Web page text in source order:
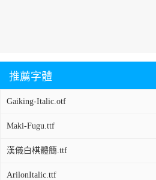
推薦字體
Gaiking-Italic.otf
Maki-Fugu.ttf
漢儀白棋體簡.ttf
ArilonItalic.ttf